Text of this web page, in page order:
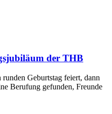
der THB
Geburtstag feiert, dann
Berufung gefunden, Freunde